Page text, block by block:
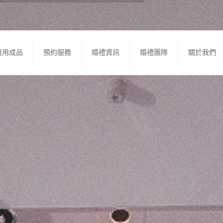
用成品 預約服務 婚禮資訊 婚禮團隊 關於我們